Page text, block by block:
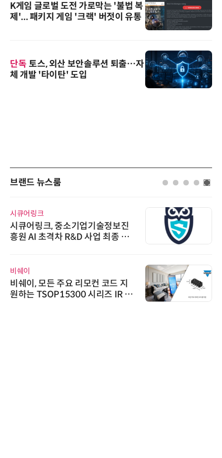
K게임 글로벌 도전 가로막는 '불법 복
제'... 패키지 게임 '크랙' 버젓이 유통
단독 토스, 외산 보안솔루션 퇴출…자
체 개발 '타이탄' 도입
브랜드 뉴스룸
시큐어링크
시큐어링크, 중소기업기술정보진
흥원 AI 초격차 R&D 사업 최종 선
비쉐이
비쉐이, 모든 주요 리모컨 코드 지
원하는 TSOP15300 시리즈 IR 수